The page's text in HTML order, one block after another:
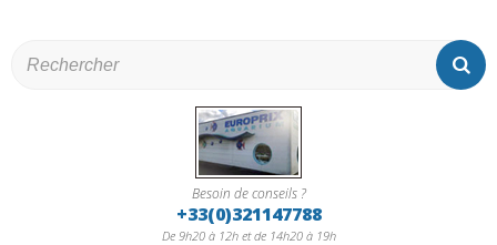
Besoin de conseils ?
+33(0)321147788
De 9h20 à 12h et de 14h20 à 19h